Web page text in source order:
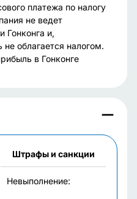
платежа по налогу
не ведет
Гонконга и,
облагается налогом.
в Гонконге
Штрафы и санкции
Невыполнение: